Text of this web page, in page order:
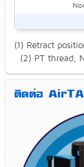
(1) Retract
(2) PT thread,
ติดต่อ